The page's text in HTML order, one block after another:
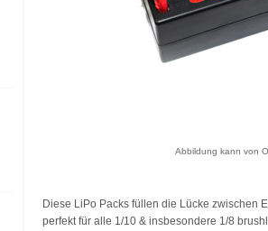
Abbildung kann von
Diese LiPo Packs füllen die Lücke zwischen
perfekt für alle 1/10 & insbesondere 1/8